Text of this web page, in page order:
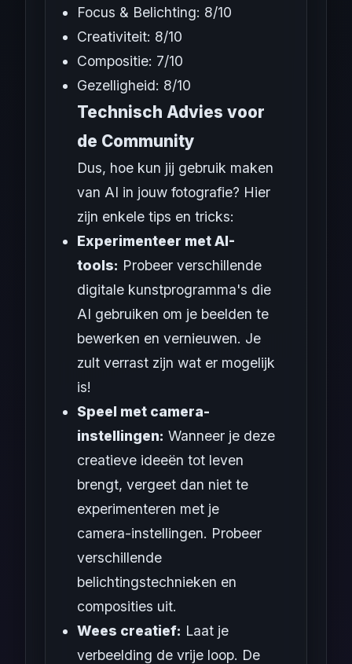
Focus & Belichting: 8/10
Creativiteit: 8/10
Compositie: 7/10
Gezelligheid: 8/10
Technisch Advies voor
de Community
Dus, hoe kun jij gebruik maken
van AI in jouw fotografie? Hier
zijn enkele tips en tricks:
Experimenteer met AI-
tools: Probeer verschillende
digitale kunstprogramma's die
AI gebruiken om je beelden te
bewerken en vernieuwen. Je
zult verrast zijn wat er mogelijk
is!
Speel met camera-
instellingen: Wanneer je deze
creatieve ideeën tot leven
brengt, vergeet dan niet te
experimenteren met je
camera-instellingen. Probeer
verschillende
belichtingstechnieken en
composities uit.
Wees creatief: Laat je
verbeelding de vrije loop. De